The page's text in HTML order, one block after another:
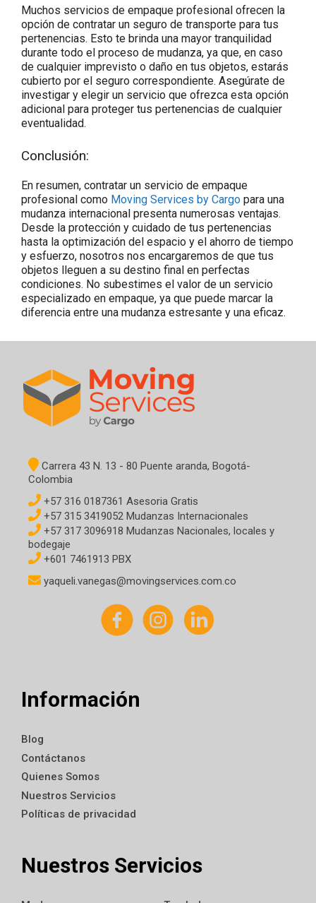
Muchos servicios de empaque profesional ofrecen la
opción de contratar un seguro de transporte para tus
pertenencias. Esto te brinda una mayor tranquilidad
durante todo el proceso de mudanza, ya que, en caso
de cualquier imprevisto o daño en tus objetos, estarás
cubierto por el seguro correspondiente. Asegúrate de
investigar y elegir un servicio que ofrezca esta opción
adicional para proteger tus pertenencias de cualquier
eventualidad.
Conclusión:
En resumen, contratar un servicio de empaque
profesional como Moving Services by Cargo para una
mudanza internacional presenta numerosas ventajas.
Desde la protección y cuidado de tus pertenencias
hasta la optimización del espacio y el ahorro de tiempo
y esfuerzo, nosotros nos encargaremos de que tus
objetos lleguen a su destino final en perfectas
condiciones. No subestimes el valor de un servicio
especializado en empaque, ya que puede marcar la
diferencia entre una mudanza estresante y una eficaz.
Carrera 43 N. 13 - 80 Puente aranda, Bogotá-
Colombia
+57 316 0187361 Asesoria Gratis
+57 315 3419052 Mudanzas Internacionales
+57 317 3096918 Mudanzas Nacionales, locales y
bodegaje
+601 7461913 PBX
yaqueli.vanegas@movingservices.com.co
Información
Blog
Contáctanos
Quienes Somos
Nuestros Servicios
Políticas de privacidad
Nuestros Servicios